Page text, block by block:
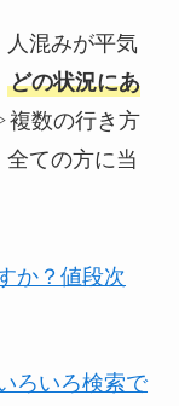
人混みが平気
どの状況にあ
数の行き方
ての方に当
か？値段次
ろいろ検索で